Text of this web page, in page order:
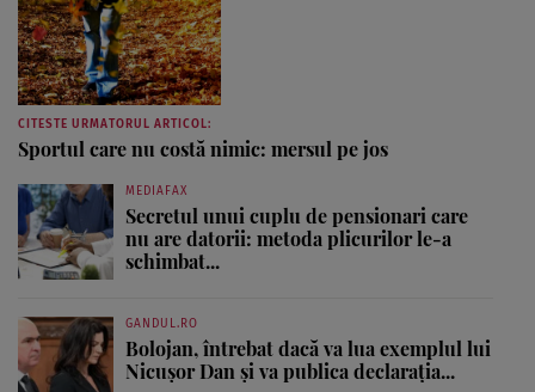
CITESTE URMATORUL ARTICOL:
Sportul care nu costă nimic: mersul pe jos
MEDIAFAX
Secretul unui cuplu de pensionari care
nu are datorii: metoda plicurilor le-a
schimbat...
GANDUL.RO
Bolojan, întrebat dacă va lua exemplul lui
Nicușor Dan și va publica declarația...